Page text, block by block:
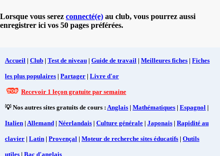
Lorsque vous serez connecté(e) au club, vous pourrez aussi
enregistrer ici vos 50 pages préférées.
Accueil | Club | Test de niveau | Guide de travail | Meilleures fiches | Fiches
les plus populaires | Partager | Livre d'or
Recevoir 1 leçon gratuite par semaine
💡 Nos autres sites gratuits de cours : Anglais | Mathématiques | Espagnol |
Italien | Allemand | Néerlandais | Culture générale | Japonais | Rapidité au
clavier | Latin | Provençal | Moteur de recherche sites éducatifs | Outils
utiles | Bac d'anglais